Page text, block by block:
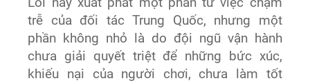
trễ của đối tác Trung Quốc, nhưng một
phần không nhỏ là do đội ngũ vận hành
chưa giải quyết triệt để những bức xúc,
khiếu nại của người chơi, chưa làm tốt